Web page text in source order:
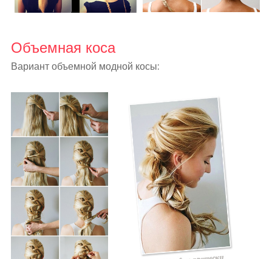
Объемная коса
Вариант объемной модной косы: